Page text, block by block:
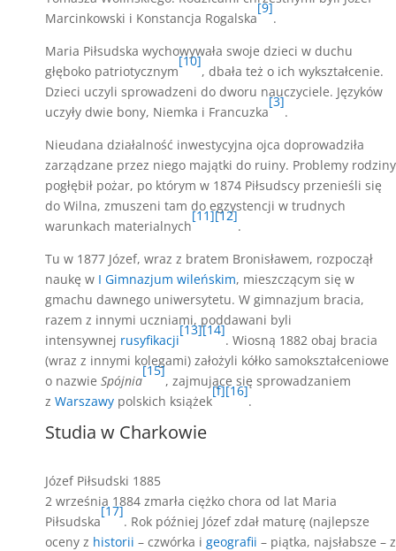
Marcinkowski i Konstancja Rogalska
[9]
.
Maria Piłsudska wychowywała swoje dzieci w duchu
głęboko patriotycznym
[10]
, dbała też o ich wykształcenie.
Dzieci uczyli sprowadzeni do dworu nauczyciele. Języków
uczyły dwie bony, Niemka i Francuzka
[3]
.
Nieudana działalność inwestycyjna ojca doprowadziła
zarządzane przez niego majątki do ruiny. Problemy rodziny
pogłębił pożar, po którym w 1874 Piłsudscy przenieśli się
do Wilna, zmuszeni tam do egzystencji w trudnych
warunkach materialnych
[11][12]
.
Tu w 1877 Józef, wraz z bratem Bronisławem, rozpoczął
naukę w I Gimnazjum wileńskim, mieszczącym się w
gmachu dawnego uniwersytetu. W gimnazjum bracia,
razem z innymi uczniami, poddawani byli
intensywnej rusyfikacji
[13][14]
. Wiosną 1882 obaj bracia
(wraz z innymi kolegami) założyli kółko samokształceniowe
o nazwie Spójnia
[15]
, zajmujące się sprowadzaniem
z Warszawy polskich książek
[f][16]
.
Studia w Charkowie
Józef Piłsudski 1885
2 września 1884 zmarła ciężko chora od lat Maria
Piłsudska
[17]
. Rok później Józef zdał maturę (najlepsze
oceny z historii – czwórka i geografii – piątka, najsłabsze – z